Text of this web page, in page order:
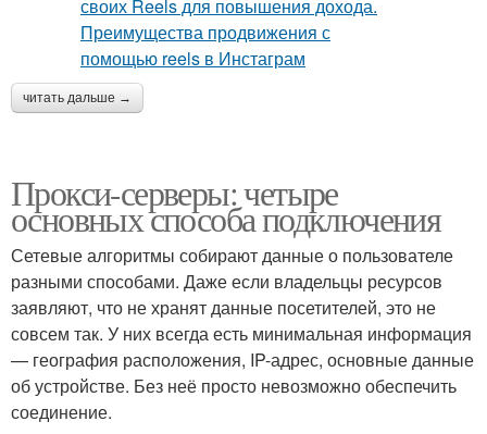
читать дальше →
Прокси-серверы: четыре
основных способа подключения
Сетевые алгоритмы собирают данные о пользователе
разными способами. Даже если владельцы ресурсов
заявляют, что не хранят данные посетителей, это не
совсем так. У них всегда есть минимальная информация
— география расположения, IP-адрес, основные данные
об устройстве. Без неё просто невозможно обеспечить
соединение.